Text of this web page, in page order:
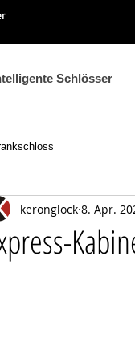
Schlösser
keronglock 8. Apr.